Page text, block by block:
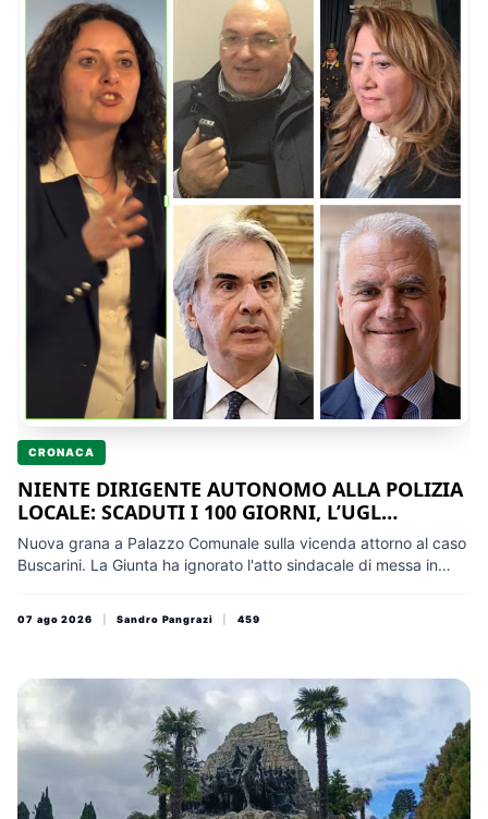
CRONACA
NIENTE DIRIGENTE AUTONOMO ALLA POLIZIA
LOCALE: SCADUTI I 100 GIORNI, L’UGL
TRASCINA GLORIO DAVANTI A MINISTERO E
MAGISTRATURA CONTABILE
Nuova grana a Palazzo Comunale sulla vicenda attorno al caso
Buscarini. La Giunta ha ignorato l'atto sindacale di messa in
organi di Stato, competenti per la vigilanza
07 ago 2026 Sandro Pangrazi 459